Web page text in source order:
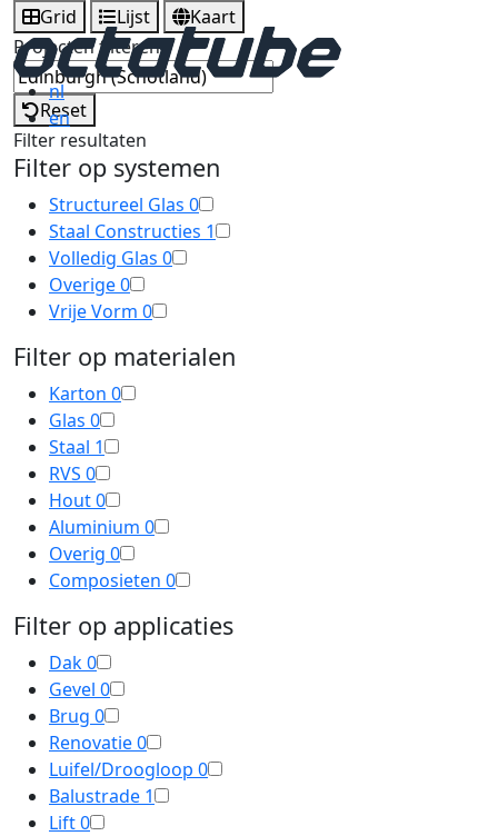
nl
en
Grid Lijst
Kaart
Projecten filteren
Reset
Filter resultaten
Filter op systemen
Structureel Glas 0
Staal Constructies 1
Volledig Glas 0
Overige0
Vrije Vorm 0
Filter op materialen
Karton 0
Glas 0
Staal 1
RVS 0
Hout0
Aluminium 0
Overig 0
Composieten 0
Filter op applicaties
Dak0
Gevel 0
Brug 0
Renovatie0
Luifel/Droogloop 0
Balustrade 1
Lift0